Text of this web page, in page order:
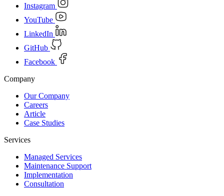
Instagram
YouTube
LinkedIn
GitHub
Facebook
Company
Our Company
Careers
Article
Case Studies
Services
Managed Services
Maintenance Support
Implementation
Consultation